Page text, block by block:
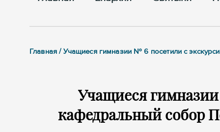
Главная / Учащиеся гимназии № 6 посетили с
Учащиеся
кафедральный собор